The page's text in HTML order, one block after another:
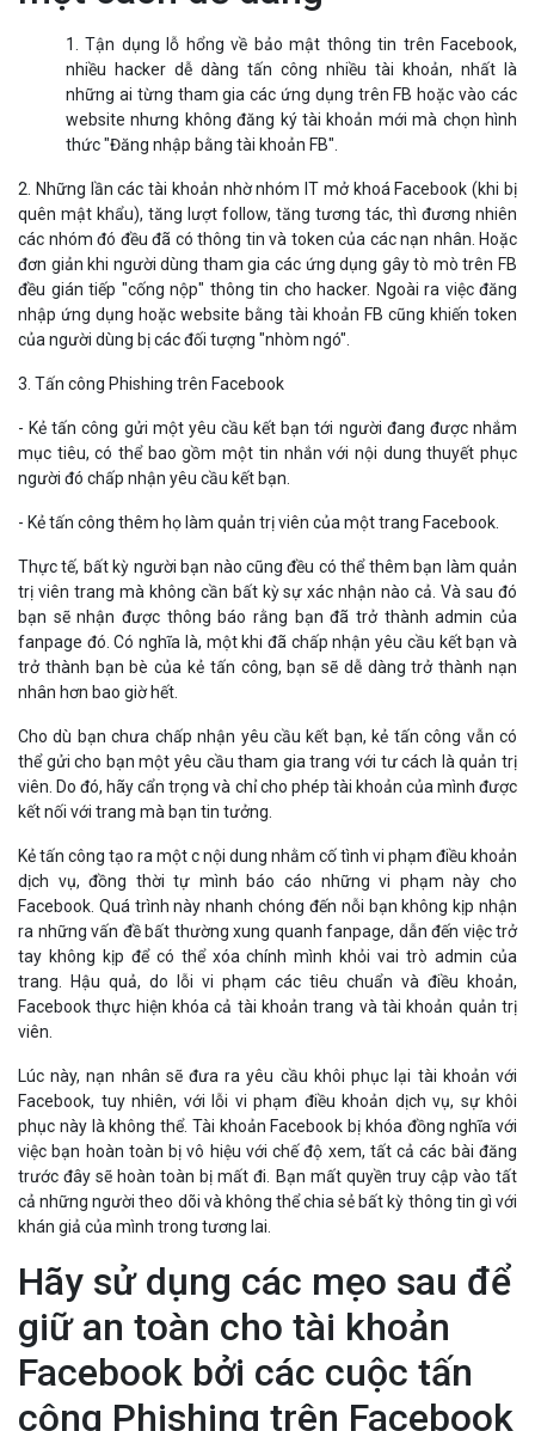
đều gián tiếp "cống nộp" thông tin cho hacker. Ngoài ra việc đăng
nhập ứng dụng hoặc website bằng tài khoản FB cũng khiến token
của người dùng bị các đối tượng "nhòm ngó".
3. Tấn công Phishing trên Facebook
- Kẻ tấn công gửi một yêu cầu kết bạn tới người đang được nhắm
mục tiêu, có thể bao gồm một tin nhắn với nội dung thuyết phục
người đó chấp nhận yêu cầu kết bạn.
- Kẻ tấn công thêm họ làm quản trị viên của một trang Facebook.
Thực tế, bất kỳ người bạn nào cũng đều có thể thêm bạn làm quản
trị viên trang mà không cần bất kỳ sự xác nhận nào cả. Và sau đó
bạn sẽ nhận được thông báo rằng bạn đã trở thành admin của
trở thành bạn bè của kẻ tấn công, bạn sẽ dễ dàng trở thành nạn
nhân hơn bao giờ hết.
Cho dù bạn chưa chấp nhận yêu cầu kết bạn, kẻ tấn công vẫn có
thể gửi cho bạn một yêu cầu tham gia trang với tư cách là quản trị
viên. Do đó, hãy cẩn trọng và chỉ cho phép tài khoản của mình được
kết nối với trang mà bạn tin tưởng.
Kẻ tấn công tạo ra một c nội dung nhằm cố tình vi phạm điều khoản
dịch vụ, đồng thời tự mình báo cáo những vi phạm này cho
Facebook. Quá trình này nhanh chóng đến nỗi bạn không kịp nhận
ra những vấn đề bất thường xung quanh fanpage, dẫn đến việc trở
tay không kịp để có thể xóa chính mình khỏi vai trò admin của
trang. Hậu quả, do lỗi vi phạm các tiêu chuẩn và điều khoản,
Facebook thực hiện khóa cả tài khoản trang và tài khoản quản trị
viên.
Lúc này, nạn nhân sẽ đưa ra yêu cầu khôi phục lại tài khoản với
Facebook, tuy nhiên, với lỗi vi phạm điều khoản dịch vụ, sự khôi
phục này là không thể. Tài khoản Facebook bị khóa đồng nghĩa với
việc bạn hoàn toàn bị vô hiệu với chế độ xem, tất cả các bài đăng
trước đây sẽ hoàn toàn bị mất đi. Bạn mất quyền truy cập vào tất
cả những người theo dõi và không thể chia sẻ bất kỳ thông tin gì với
khán giả của mình trong tương lai.
Hãy sử dụng các mẹo sau để
giữ an toàn cho tài khoản
Facebook bởi các cuộc tấn
công Phishing trên Facebook
- Hãy cẩn thận khi chấp nhận yêu cầu kết bạn và kiểm tra lại cài đặt
bảo mật để đảm bảo rằng nội dung được xuất bản chỉ khả dụng
xem cho những người bạn muốn.
- Không chấp nhận yêu cầu trở thành quản trị viên trừ khi bạn biết
rõ về fanpage và người gửi yêu cầu. Nếu nhận được thông báo trở
thành vai trò trên trang bởi một người bạn, hãy ngay lập tức xem
lại trang và xóa vai trò của chính mình nếu bạn thấy không an toàn
và thiếu tin cậy.
- Cẩn thận kiểm tra lại tất cả các trang bạn có quyền quản trị trong